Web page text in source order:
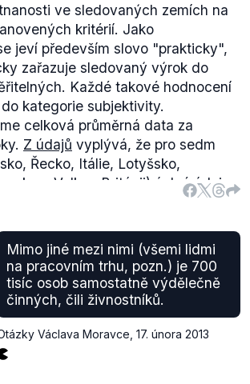
ve sledovaných zemích na
kritérií. Jako
jeví především slovo "prakticky",
zařazuje sledovaný výrok do
Každé takové hodnocení
kategorie subjektivity.
celková průměrná data za
Z údajů vyplývá, že pro sedm
Řecko, Itálie, Lotyšsko,
a Velkou Británii) úplné údaje
nezaměstnanosti
roku. Ve čtyřech dalších
klesala a u jednoho
tzv. očištěná data (zbavená
) nezaměstnanosti v jednotlivých
roku. Abychom se, stejně jako
Mimo jiné mezi nimi (všemi lidmi
na pracovním trhu, pozn.) je 700
tisíc osob samostatně výdělečně
činných, čili živnostníků.
Václava Moravce 17. února 2013